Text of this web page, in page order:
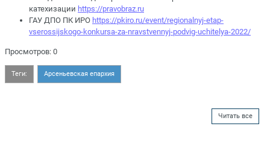
катехизации https://pravobraz.ru
ГАУ ДПО ПК ИРО https://pkiro.ru/event/regionalnyj-etap-
vserossijskogo-konkursa-za-nravstvennyj-podvig-uchitelya-2022/
Просмотров: 0
Теги: Арсеньевская епархия
Читать все